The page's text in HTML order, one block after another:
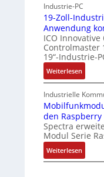
Industrie-PC
19-Zoll-
Anwendung
ICO
Controlmaster
19“-Industrie-
Weiterlesen:
1
9
-
Z
o
l
l
-
Industrielle
den Raspberry
Spectra
Modul Serie
Weiterlesen:
M